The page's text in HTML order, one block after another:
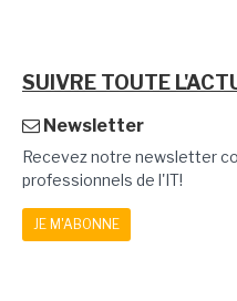
SUIVRE TOUTE
Newsletter
Recevez notre newsletter
professionnels de l'IT!
JE M'ABONNE